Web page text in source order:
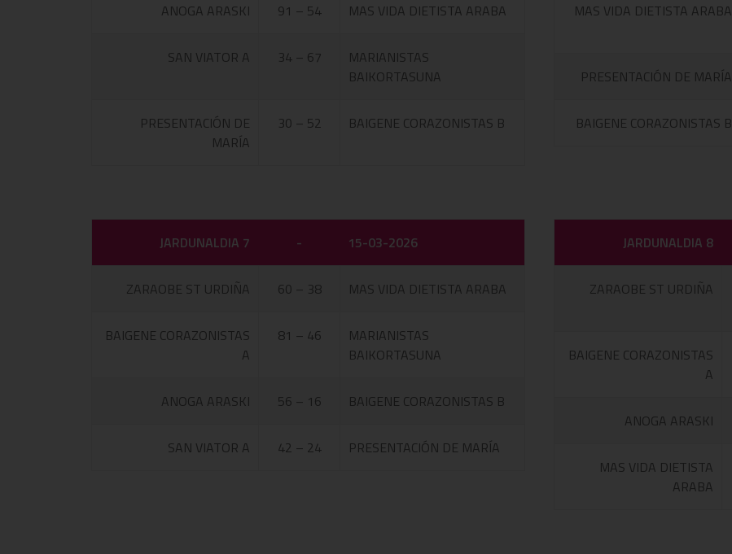
ANOGA ARASKI 91 – 54 MAS VIDA DIETISTA ARABA
SAN VIATOR A 34 – 67
MARIANISTAS
BAIKORTASUNA
PRESENTACIÓN DE
MARÍA
30 – 52 BAIGENE CORAZONISTAS B
MAS VIDA DIETISTA ARABA
PRESENTACIÓN DE MARÍA
BAIGENE CORAZONISTAS B
JARDUNALDIA 7 - 15-03-2026
ZARAOBE ST URDIÑA 60 – 38 MAS VIDA DIETISTA ARABA
BAIGENE CORAZONISTAS
A
81 – 46
MARIANISTAS
BAIKORTASUNA
ANOGA ARASKI 56 – 16 BAIGENE CORAZONISTAS B
SAN VIATOR A 42 – 24 PRESENTACIÓN DE MARÍA
JARDUNALDIA 8
ZARAOBE ST URDIÑA
BAIGENE CORAZONISTAS
A
ANOGA ARASKI
MAS VIDA DIETISTA
ARABA